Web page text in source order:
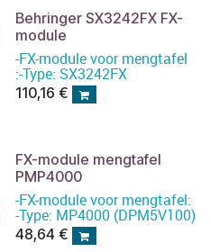
Behringer SX3242FX FX-
module
-FX-module voor mengtafel
:-Type: SX3242FX
110,16 €
FX-module mengtafel
PMP4000
-FX-module voor mengtafel:
-Type: MP4000 (DPM5V100)
48,64 €